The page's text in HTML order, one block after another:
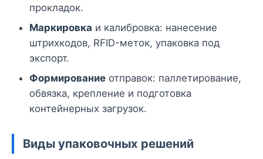
прокладок.
Маркировка и калибровка: нанесение
штрихкодов, RFID-меток, упаковка под
экспорт.
Формирование отправок: паллетирование,
обвязка, крепление и подготовка
контейнерных загрузок.
Виды упаковочных решений